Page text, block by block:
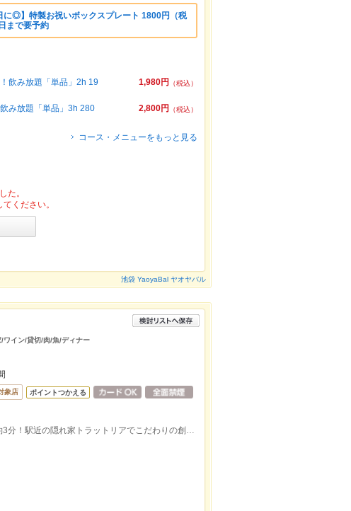
に◎】特製お祝いボックスプレート 1800円（税
まで要予約
1,980円
（税込）
飲み放題「単品」2h 19
2,800円
（税込）
み放題「単品」3h 280
コース・メニューをもっと見る
た。
ください。
池袋 YaoyaBal ヤオヤバル
ワイン/貸切/肉/魚/ディナー
象店 ポイントつかえる
ＪＲ山手線目白駅出口より徒歩約3分！駅近の隠れ家トラットリアでこだわりの創作イタリアンをご堪能。